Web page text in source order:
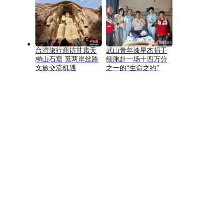
台湾旅行商访甘肃天
梯山石窟 觅两岸丝路
文旅交流机遇
武山青年漆星杰捐干
细胞赴一场十四万分
之一的“生命之约”